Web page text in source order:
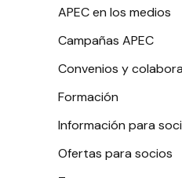
APEC en los medios
Campañas APEC
Convenios y
Formación
Información para
Ofertas para socios